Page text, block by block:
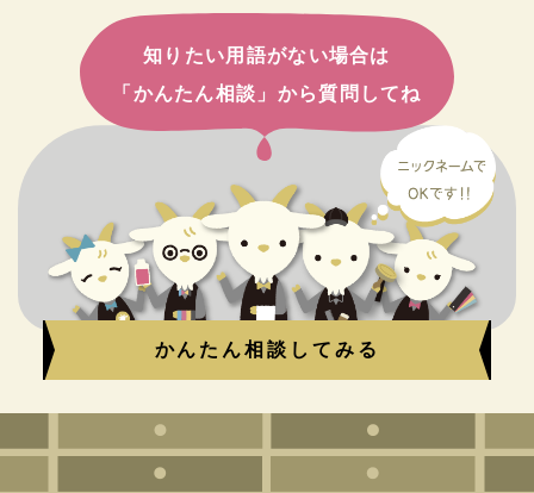
知りたい用語がない場合は
「かんたん相談」から質問してね
かんたん相談してみる